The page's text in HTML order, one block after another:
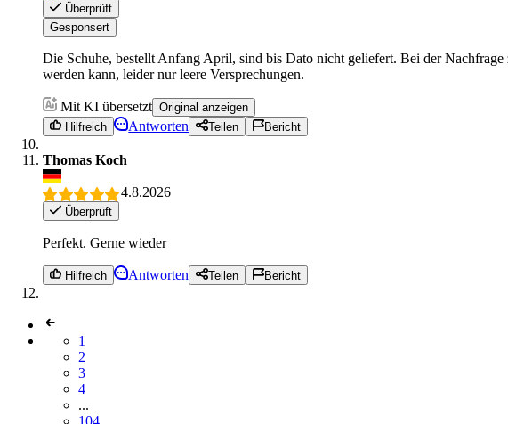
Überprüft
Gesponsert
Die Schuhe, bestellt Anfang April, sind bis Dato nicht geliefert. Bei der
werden kann, leider nur leere Versprechungen.
Mit KI übersetzt Original anzeigen
Hilfreich
Antworten Teilen Bericht
Thomas Koch
4.8.2026
Überprüft
Perfekt. Gerne wieder
Hilfreich Antworten Teilen Bericht
1
2
3
4
...